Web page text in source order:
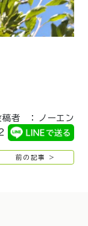
稿者 ： ノーエン
前の記事 >